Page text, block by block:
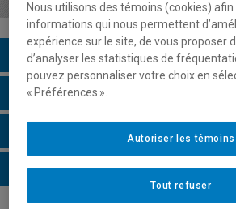
Description du cours
Horaire - Été 2026
Horaire - Automne 2026
Horaire - Hiver 2027
Nous utilisons des témoins (cookies)
informations qui nous permettent
expérience sur le site, de vous proposer
d’analyser les statistiques de
pouvez personnaliser votre choix en
« Préférences ».
Tout refuser
Autoriser les témoins